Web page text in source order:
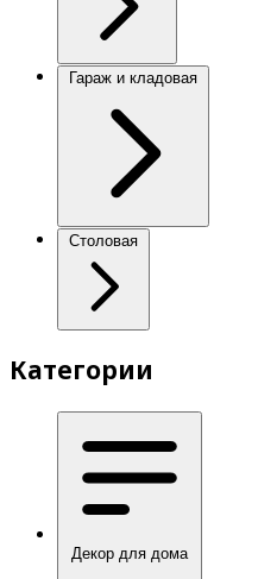
Гараж и кладовая
Столовая
Категории
Декор для дома